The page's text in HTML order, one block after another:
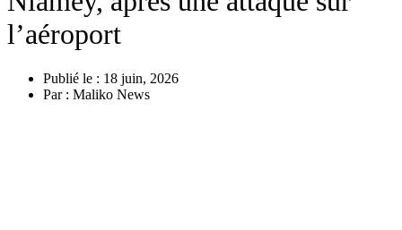
l’aéroport
Publié le : 18 juin, 2026
Par : Maliko News